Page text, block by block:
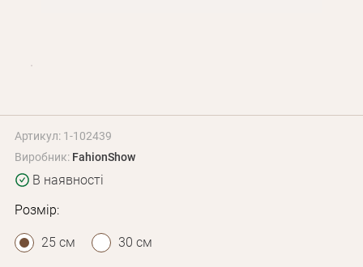
Артикул: 1-102439
Виробник: FahionShow
В наявності
Розмір:
25 см 30 см